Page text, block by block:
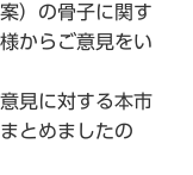
）の骨子に関す
からご意見をい
見に対する本市
とめましたの